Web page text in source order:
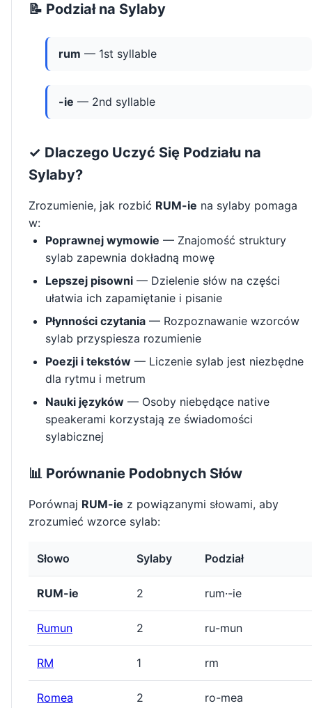
📝 Podział na Sylaby
rum — 1st syllable
-ie — 2nd syllable
✓ Dlaczego Uczyć Się Podziału na
Sylaby?
Zrozumienie, jak rozbić RUM-ie na sylaby pomaga
w:
Poprawnej wymowie — Znajomość struktury
sylab zapewnia dokładną mowę
Lepszej pisowni — Dzielenie słów na części
ułatwia ich zapamiętanie i pisanie
Płynności czytania — Rozpoznawanie wzorców
sylab przyspiesza rozumienie
Poezji i tekstów — Liczenie sylab jest niezbędne
dla rytmu i metrum
Nauki języków — Osoby niebędące native
speakerami korzystają ze świadomości
sylabicznej
📊 Porównanie Podobnych Słów
Porównaj RUM-ie z powiązanymi słowami, aby
zrozumieć wzorce sylab:
Słowo Sylaby Podział
RUM-ie 2 rum·-ie
Rumun 2 ru-mun
RM 1 rm
Romea 2 ro-mea